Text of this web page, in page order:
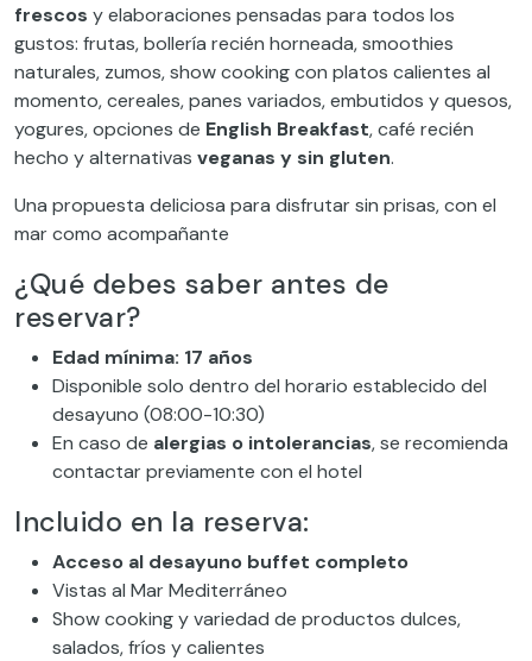
frescos y elaboraciones pensadas para todos los
gustos: frutas, bollería recién horneada, smoothies
naturales, zumos, show cooking con platos calientes al
momento, cereales, panes variados, embutidos y quesos,
yogures, opciones de English Breakfast, café recién
hecho y alternativas veganas y sin gluten.
Una propuesta deliciosa para disfrutar sin prisas, con el
mar como acompañante
¿Qué debes saber antes de
reservar?
Edad mínima: 17 años
Disponible solo dentro del horario establecido del
desayuno (08:00-10:30)
En caso de alergias o intolerancias, se recomienda
contactar previamente con el hotel
Incluido en la reserva:
Acceso al desayuno buffet completo
Vistas al Mar Mediterráneo
Show cooking y variedad de productos dulces,
salados, fríos y calientes